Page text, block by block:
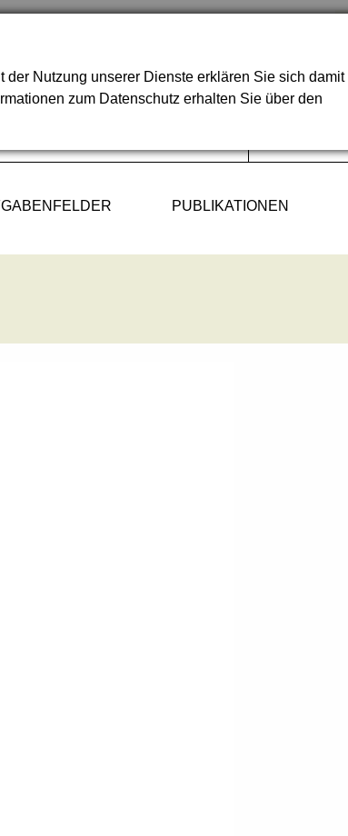
Nutzung unserer Dienste erklären Sie sich damit
zum Datenschutz erhalten Sie über den
PUBLIKATIONEN